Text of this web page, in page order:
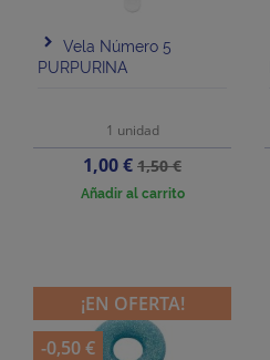
Vela Número 5
PURPURINA
1 unidad
Precio
1,00 €Precio
base
1,50 €
Añadir al carrito
¡EN OFERTA!
-0,50 €